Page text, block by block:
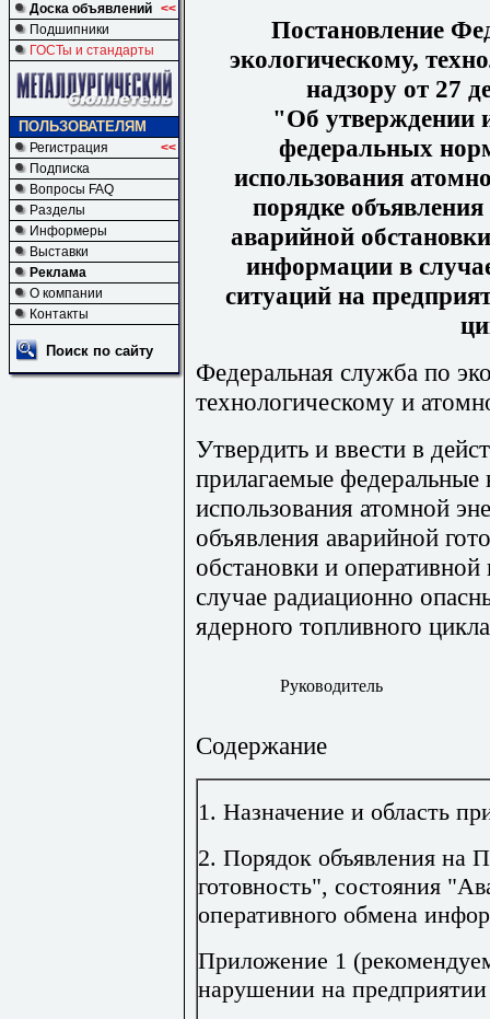
Доска объявлений <<
Подшипники
ГОСТы и стандарты
ПОЛЬЗОВАТЕЛЯМ
Регистрация
<<
Подписка
Вопросы FAQ
Разделы
Информеры
Выставки
Реклама
О компании
Контакты
Поиск по сайту
Постановление
экологическому,
надзору от 27
"Об утверждении
федеральных
использования
порядке
аварийной
информации в
ситуаций на
Федеральная служба по
технологическому и
Утвердить и ввести в
прилагаемые
использования атомной
объявления аварийной
обстановки и
случае радиационно
ядерного топливного
Руководитель
Содержание
1. Назначение и область
2. Порядок объявления на
готовность", состояния
оперативного обмена
Приложение 1
нарушении на